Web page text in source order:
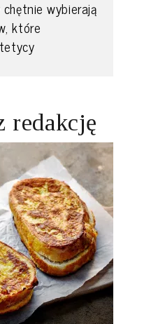
wybierają
które
redakcję